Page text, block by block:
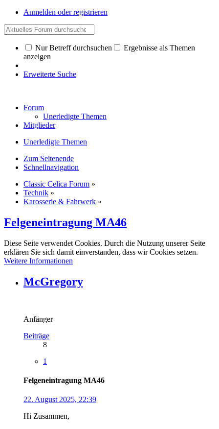
Anmelden oder registrieren
Nur Betreff durchsuchen
Ergebnisse als Themen
anzeigen
Erweiterte Suche
Forum
Unerledigte Themen
Mitglieder
Unerledigte Themen
Zum Seitenende
Schnellnavigation
Classic Celica Forum »
Technik »
Karosserie & Fahrwerk »
Felgeneintragung MA46
Diese Seite verwendet Cookies. Durch die Nutzung unserer Seite
erklären Sie sich damit einverstanden, dass wir Cookies setzen.
Weitere Informationen
McGregory
Anfänger
Beiträge
8
1
Felgeneintragung MA46
22. August 2025, 22:39
Hi Zusammen,